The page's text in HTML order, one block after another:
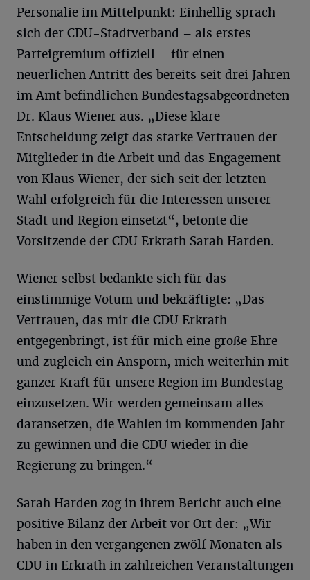
Personalie im Mittelpunkt: Einhellig sprach
sich der CDU-Stadtverband – als erstes
Parteigremium offiziell – für einen
neuerlichen Antritt des bereits seit drei Jahren
im Amt befindlichen Bundestagsabgeordneten
Dr. Klaus Wiener aus. „Diese klare
Entscheidung zeigt das starke Vertrauen der
Mitglieder in die Arbeit und das Engagement
von Klaus Wiener, der sich seit der letzten
Wahl erfolgreich für die Interessen unserer
Stadt und Region einsetzt“, betonte die
Vorsitzende der CDU Erkrath Sarah Harden.
Wiener selbst bedankte sich für das
einstimmige Votum und bekräftigte: „Das
Vertrauen, das mir die CDU Erkrath
entgegenbringt, ist für mich eine große Ehre
und zugleich ein Ansporn, mich weiterhin mit
ganzer Kraft für unsere Region im Bundestag
einzusetzen. Wir werden gemeinsam alles
daransetzen, die Wahlen im kommenden Jahr
zu gewinnen und die CDU wieder in die
Regierung zu bringen.“
Sarah Harden zog in ihrem Bericht auch eine
positive Bilanz der Arbeit vor Ort der: „Wir
haben in den vergangenen zwölf Monaten als
CDU in Erkrath in zahlreichen Veranstaltungen